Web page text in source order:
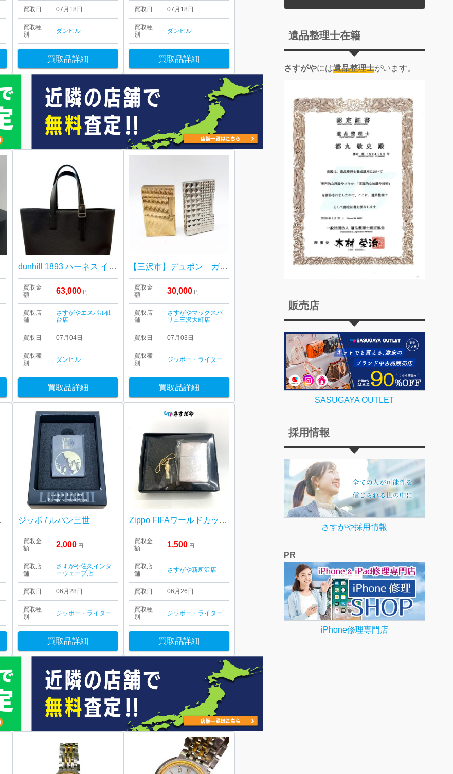
買取日 07月18日
買取種
別
ダンヒル
買取品詳細
買取日 07月18日
買取種
別
ダンヒル
買取品詳細
dunhill 1893 ハーネス イーストウエスト トートバッグ
買取金
額
63,000 円
買取店
舗
さすがやエスパル仙
台店
買取日 07月04日
買取種
別
ダンヒル
買取品詳細
【三沢市】デュポン ガスライター をお買取り致しました！
買取金
額
30,000 円
買取店
舗
さすがやマックスバ
リュ三沢大町店
買取日 07月03日
買取種
別
ジッポー・ライター
買取品詳細
津店 ジッポ / ルパン三世
買取金
額
2,000 円
買取店
舗
さすがや佐久インタ
ーウェーブ店
買取日 06月28日
買取種
別
ジッポー・ライター
買取品詳細
Zippo FIFAワールドカップ2002
買取金
額
1,500 円
買取店
舗
さすがや新所沢店
買取日 06月26日
買取種
別
ジッポー・ライター
買取品詳細
遺品整理士在籍
さすがやには遺品整理士がいます。
販売店
SASUGAYA OUTLET
採用情報
さすがや採用情報
PR
iPhone修理専門店